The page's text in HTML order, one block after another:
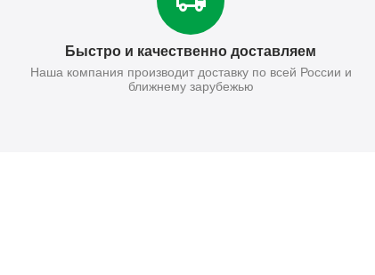
Быстро и качественно доставляем
Наша компания производит доставку по всей России и
ближнему зарубежью